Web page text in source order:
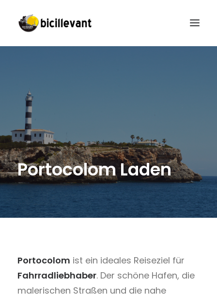
GEFÜHRTE ROUTEN
CAMPUS BICILLEVANT
KONTAKT
DEUTSCH
PortocolomLaden
Portocolom ist ein ideales Reiseziel für
Fahrradliebhaber. Der schöne Hafen, die
malerischen Straßen und die nahe